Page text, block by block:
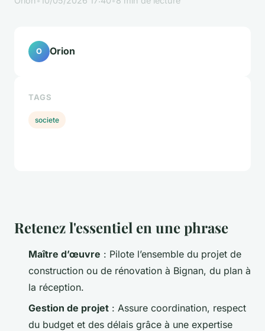
Retenez l'essentiel en une phrase
Maître d’œuvre : Pilote l’ensemble du projet de
construction ou de rénovation à Bignan, du plan à
la réception.
Gestion de projet : Assure coordination, respect
du budget et des délais grâce à une expertise
O Orion
TAGS
societe